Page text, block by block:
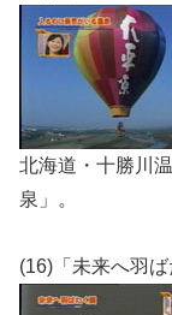
北海道・十勝川
泉」。
(16)「未来へ羽ば